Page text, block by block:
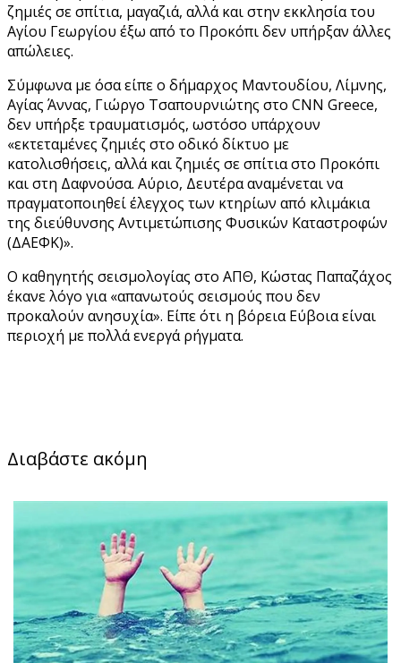
ζημιές σε σπίτια, μαγαζιά, αλλά και στην εκκλησία του
Αγίου Γεωργίου έξω από το Προκόπι δεν υπήρξαν άλλες
απώλειες.
Σύμφωνα με όσα είπε ο δήμαρχος Μαντουδίου, Λίμνης,
Αγίας Άννας, Γιώργο Τσαπουρνιώτης στο CNN Greece,
δεν υπήρξε τραυματισμός, ωστόσο υπάρχουν
«εκτεταμένες ζημιές στο οδικό δίκτυο με
κατολισθήσεις, αλλά και ζημιές σε σπίτια στο Προκόπι
και στη Δαφνούσα. Αύριο, Δευτέρα αναμένεται να
πραγματοποιηθεί έλεγχος των κτηρίων από κλιμάκια
της διεύθυνσης Αντιμετώπισης Φυσικών Καταστροφών
(ΔΑΕΦΚ)».
Ο καθηγητής σεισμολογίας στο ΑΠΘ, Κώστας Παπαζάχος
έκανε λόγο για «απανωτούς σεισμούς που δεν
προκαλούν ανησυχία». Είπε ότι η βόρεια Εύβοια είναι
περιοχή με πολλά ενεργά ρήγματα.
Διαβάστε ακόμη